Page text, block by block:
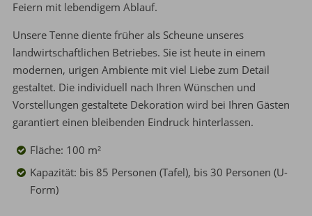
Feiern mit lebendigem Ablauf.
Unsere Tenne diente früher als Scheune unseres
landwirtschaftlichen Betriebes. Sie ist heute in einem
modernen, urigen Ambiente mit viel Liebe zum Detail
gestaltet. Die individuell nach Ihren Wünschen und
Vorstellungen gestaltete Dekoration wird bei Ihren Gästen
garantiert einen bleibenden Eindruck hinterlassen.
Fläche: 100 m²
Kapazität: bis 85 Personen (Tafel), bis 30 Personen (U-
Form)